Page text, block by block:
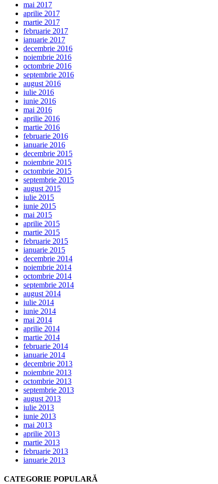
mai 2017
aprilie 2017
martie 2017
februarie 2017
ianuarie 2017
decembrie 2016
noiembrie 2016
octombrie 2016
septembrie 2016
august 2016
iulie 2016
iunie 2016
mai 2016
aprilie 2016
martie 2016
februarie 2016
ianuarie 2016
decembrie 2015
noiembrie 2015
octombrie 2015
septembrie 2015
august 2015
iulie 2015
iunie 2015
mai 2015
aprilie 2015
martie 2015
februarie 2015
ianuarie 2015
decembrie 2014
noiembrie 2014
octombrie 2014
septembrie 2014
august 2014
iulie 2014
iunie 2014
mai 2014
aprilie 2014
martie 2014
februarie 2014
ianuarie 2014
decembrie 2013
noiembrie 2013
octombrie 2013
septembrie 2013
august 2013
iulie 2013
iunie 2013
mai 2013
aprilie 2013
martie 2013
februarie 2013
ianuarie 2013
CATEGORIE POPULARĂ